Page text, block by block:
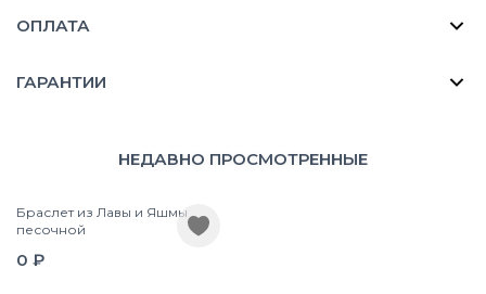
ОПЛАТА
ГАРАНТИИ
НЕДАВНО ПРОСМОТРЕННЫЕ
Браслет из Лавы и Яшмы
песочной
0 ₽